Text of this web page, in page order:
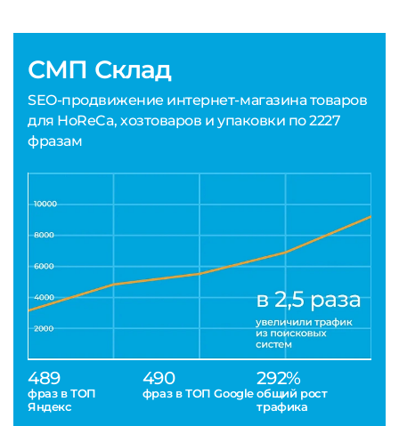
СМП Склад
SEO-продвижение интернет-магазина товаров
для HoReCa, хозтоваров и упаковки по 2227
фразам
489
фраз в ТОП
Яндекс
490
фраз в ТОП Google
292%
общий рост
трафика